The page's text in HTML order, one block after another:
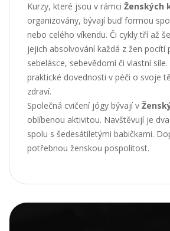
Kurzy, které jsou v rámci Ženských
organizovány, bývají buď formou
nebo celého víkendu. Či cykly tří až
jejich absolvování každá z žen pocítí
sebelásce, sebevědomí či vlastní
praktické dovednosti v péči o svoje
zdraví.
Společná cvičení jógy bývají v
oblíbenou aktivitou. Navštěvují je
spolu s šedesátiletými babičkami.
potřebnou ženskou pospolitost.